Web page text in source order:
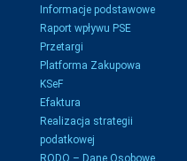
Informacje podstawowe
Raport wpływu PSE
Przetargi
Platforma Zakupowa
KSeF
Efaktura
Realizacja strategii
podatkowej
RODO – Dane Osobowe